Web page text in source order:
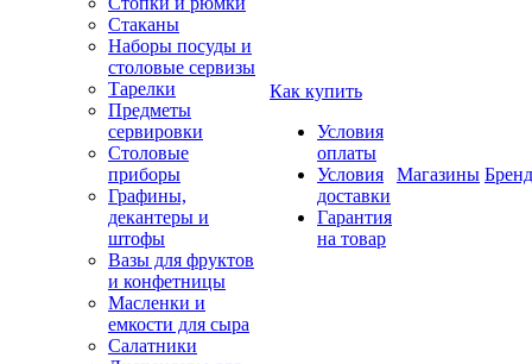
Стаканы
Наборы посуды и
столовые сервизы
Тарелки
Предметы
сервировки
Столовые
приборы
Графины,
декантеры и
штофы
Вазы для фруктов
и конфетницы
Масленки и
емкости для сыра
Салатники
Как купить
Условия
оплаты
Условия
доставки
Гарантия
на товар
Магазины